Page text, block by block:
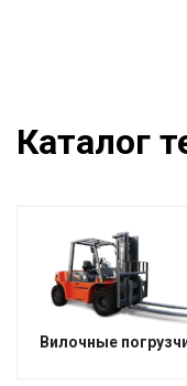
Каталог
Вилочные